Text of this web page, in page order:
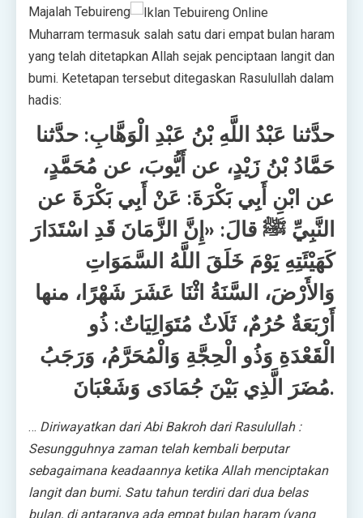
Majalah Tebuireng
Muharram termasuk salah satu dari empat bulan haram
yang telah ditetapkan Allah sejak penciptaan langit dan
bumi. Ketetapan tersebut ditegaskan Rasulullah dalam
hadis:
حدَّثنا عَبْدُ اللَّهِ بْنُ عَبْدِ الْوَهَّابِ: حدَّثنا
حَمَّادُ بْنُ زَيْدٍ، عن أَيُّوبَ، عن مُحَمَّدٍ،
عن ابْنِ أَبِي بَكْرَةَ: عَنْ أَبِي بَكْرَةَ عن
النَّبِيِّ ﷺ قالَ: «إِنَّ الزَّمَانَ قَدِ اسْتَدَارَ
كَهَيْئَتِهِ يَوْمَ خَلَقَ اللَّهُ السَّمَوَاتِ
وَالأَرْضَ، السَّنَةُ اثْنَا عَشَرَ شَهْرًا، منها
أَرْبَعَةٌ حُرُمٌ، ثَلَاثٌ مُتَوَالِيَاتٌ: ذُو
الْقَعْدَةِ وَذُو الْحِجَّةِ وَالْمُحَرَّمُ، وَرَجَبُ
مُضَرَ الَّذِي بَيْنَ جُمَادَى وَشَعْبَانَ.
… Diriwayatkan dari Abi Bakroh dari Rasulullah :
Sesungguhnya zaman telah kembali berputar
sebagaimana keadaannya ketika Allah menciptakan
langit dan bumi. Satu tahun terdiri dari dua belas
bulan, di antaranya ada empat bulan haram (yang